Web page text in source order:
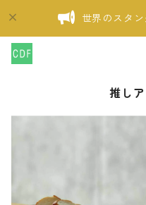
世界のスタ
推し